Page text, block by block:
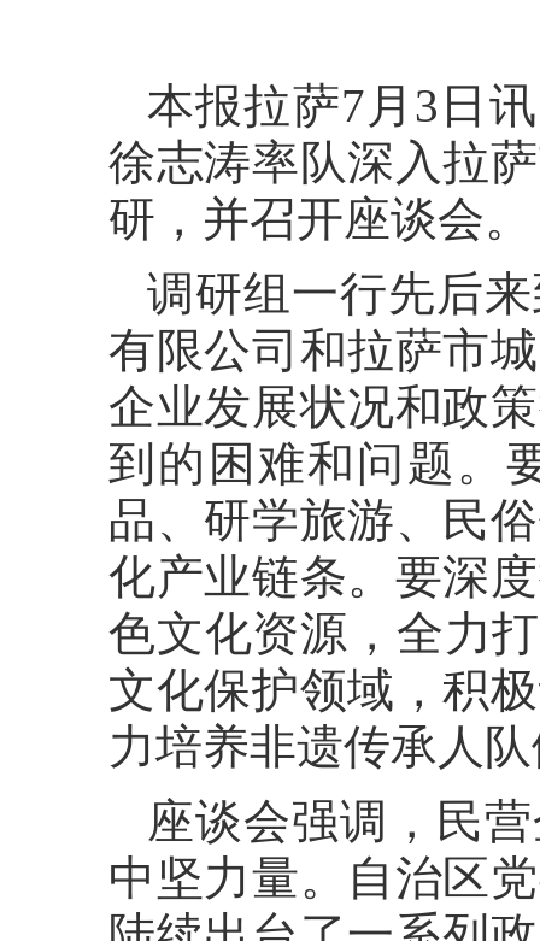
本报拉萨7月3日
徐志涛率队深入拉
研，并召开座谈会。
调研组一行先后
有限公司和拉萨市
企业发展状况和政
到的困难和问题。
品、研学旅游、民
化产业链条。要深
色文化资源，全力
文化保护领域，积
力培养非遗传承人
座谈会强调，民
中坚力量。自治区